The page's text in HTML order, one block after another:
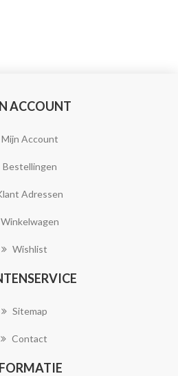
ACCOUNT
Mijn Account
Bestellingen
Adressen
Winkelwagen
Wishlist
Sitemap
Contact